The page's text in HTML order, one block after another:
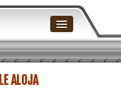
ALOJA